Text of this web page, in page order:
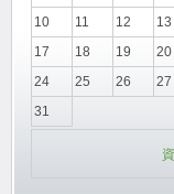
10
11 12 13
17
18 19 20
24
25 26 27
31